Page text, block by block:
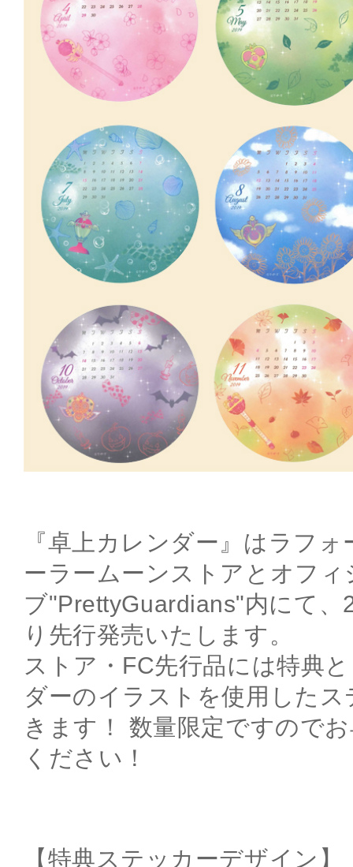
『卓上カレンダー』はラフ
ーラームーンストアとオフ
ブ"PrettyGuardians"内にて、
り先行発売いたします。
ストア・FC先行品には特典
ダーのイラストを使用した
きます！ 数量限定ですので
ください！
【特典ステッカーデザイン】